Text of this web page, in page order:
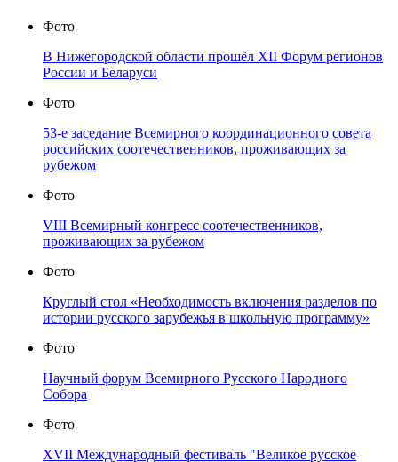
Фото
В Нижегородской области прошёл XII Форум регионов
России и Беларуси
Фото
53-е заседание Всемирного координационного совета
российских соотечественников, проживающих за
рубежом
Фото
VIII Всемирный конгресс соотечественников,
проживающих за рубежом
Фото
Круглый стол «Необходимость включения разделов по
истории русского зарубежья в школьную программу»
Фото
Научный форум Всемирного Русского Народного
Собора
Фото
XVII Международный фестиваль "Великое русское